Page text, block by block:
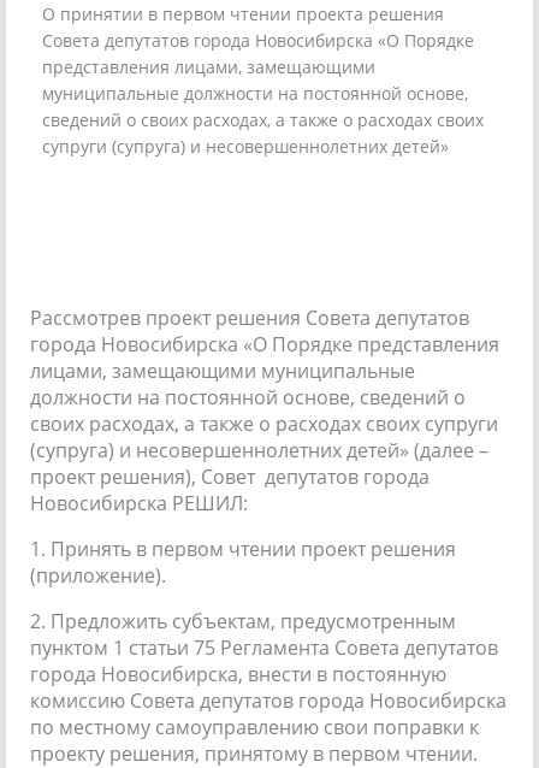
О принятии в первом чтении проекта решения
Совета депутатов города Новосибирска «О Порядке
представления лицами, замещающими
муниципальные должности на постоянной основе,
сведений о своих расходах, а также о расходах своих
супруги (супруга) и несовершеннолетних детей»
Рассмотрев проект решения Совета депутатов
города Новосибирска «О Порядке представления
лицами, замещающими муниципальные
должности на постоянной основе, сведений о
своих расходах, а также о расходах своих супруги
(супруга) и несовершеннолетних детей» (далее –
проект решения), Совет депутатов города
Новосибирска РЕШИЛ:
1. Принять в первом чтении проект решения
(приложение).
2. Предложить субъектам, предусмотренным
пунктом 1 статьи 75 Регламента Совета депутатов
города Новосибирска, внести в постоянную
комиссию Совета депутатов города Новосибирска
по местному самоуправлению свои поправки к
проекту решения, принятому в первом чтении.